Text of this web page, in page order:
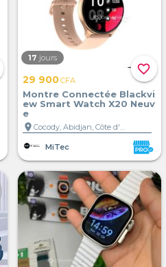
favorite_border
17 jours
29 900CFA
Montre Connectée Blackvi
ew Smart Watch X20 Neuv
e
location_on
Cocody, Abidjan, Côte d'Ivoire
MiTec